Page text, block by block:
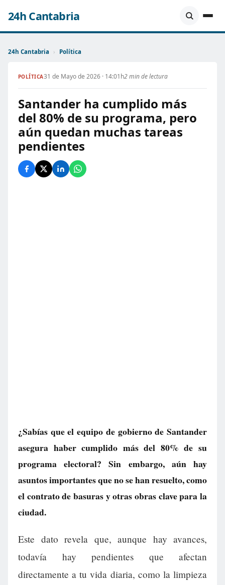
24h Cantabria
24h Cantabria › Política
POLÍTICA31 de Mayo de 2026 · 14:01h2 min de lectura
Santander ha cumplido más
del 80% de su programa, pero
aún quedan muchas tareas
pendientes
¿Sabías que el equipo de gobierno de Santander
asegura haber cumplido más del 80% de su
programa electoral? Sin embargo, aún hay
asuntos importantes que no se han resuelto, como
el contrato de basuras y otras obras clave para la
ciudad.
Este dato revela que, aunque hay avances,
todavía hay pendientes que afectan
directamente a tu vida diaria, como la limpieza